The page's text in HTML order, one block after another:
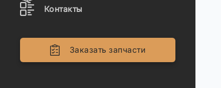
Контакты
Заказать запчасти